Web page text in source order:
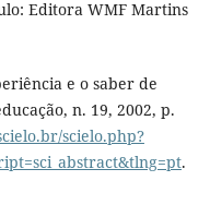
Editora WMF Martins
e o saber de
n. 19, 2002, p.
scielo.php?
.